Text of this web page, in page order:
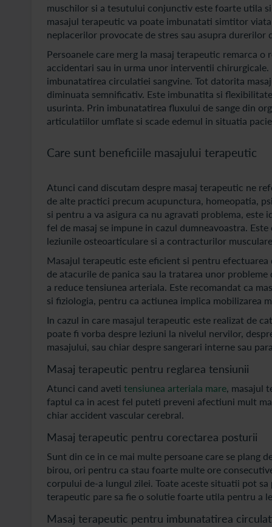
muschilor si a tesutului conjunctiv este foarte utila
masajul terapeutic va poate imbunatati simtitor
neplacerilor provocate de stres sau asupra durerilor
Persoanele care merg la masaj terapeutic remarca
accidentari sau in urma unor interventii
imbunatatirea circulatiei sangvine. Tot datorita
diminuata semnificativ. Este imbunatita si
usurinta. Prin imbunatatirea fluxului de sange din
articulatiilor umflate si scade edemul in situatia
Care sunt beneficiile masajului terapeutic
Atunci cand discutam despre masaj terapeutic ne
de alte practici precum acupunctura, homeopatia,
si pentru a va asigura ca nu agravati problema, este
fel de masaj se impune in cazul dumneavoastra.
leziunile osteoarticulare si a contracturilor
Masajul terapeutic este eficient si pentru
de atacurile de panica sau la tratarea unor
a reduce tensiunea arteriala. Este recomandat ca
si fiziologia, pentru ca actiunea implica
In cazul in care masajul terapeutic este realizat de
poate fi vorba despre leziuni la nivelul nervilor,
masajului, sau chiar despre sangerari interne sau
Masaj terapeutic pentru reglarea tensiunii
Atunci cand aveti tensiunea arteriala mare, masajul
faptul ca in acest fel puteti preveni afectiuni mult
chiar accident vascular cerebral.
Masaj terapeutic pentru corectarea posturii
Sunt din ce in ce mai multe persoane care se plang
birou, ori pentru ca stau foarte multe ore
corpului de-a lungul zilei. Toate aceste situatii pot
terapeutic pare sa fie o solutie foarte utila pentru a
Masaj terapeutic pentru imbunatatirea